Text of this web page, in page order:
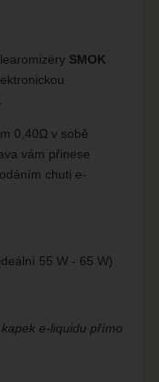
SMOK
0,40Ω v sobě
vám přinese
chuti e-
55 W - 65 W)
e-liquidu přímo